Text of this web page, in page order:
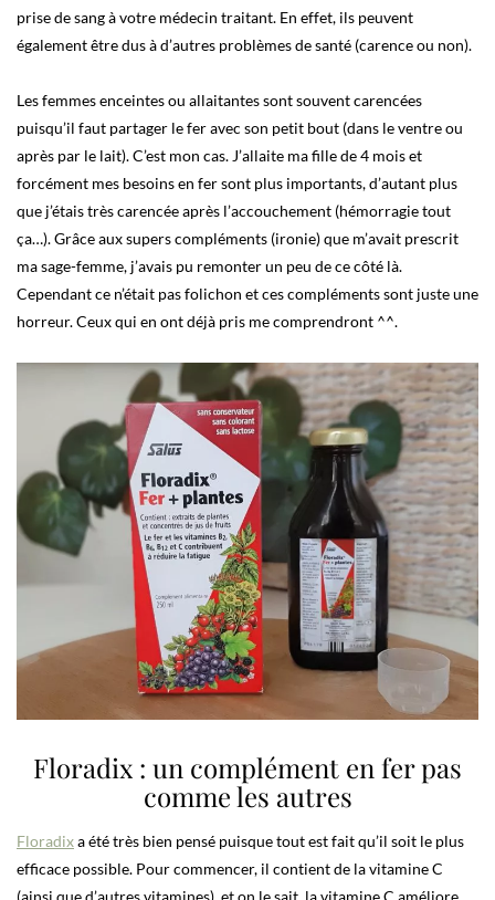
prise de sang à votre médecin traitant. En effet, ils peuvent
également être dus à d’autres problèmes de santé (carence ou non).
Les femmes enceintes ou allaitantes sont souvent carencées
puisqu’il faut partager le fer avec son petit bout (dans le ventre ou
après par le lait). C’est mon cas. J’allaite ma fille de 4 mois et
forcément mes besoins en fer sont plus importants, d’autant plus
que j’étais très carencée après l’accouchement (hémorragie tout
ça…). Grâce aux supers compléments (ironie) que m’avait prescrit
ma sage-femme, j’avais pu remonter un peu de ce côté là.
Cependant ce n’était pas folichon et ces compléments sont juste une
horreur. Ceux qui en ont déjà pris me comprendront ^^.
Floradix : un complément en fer pas
comme les autres
Floradixa été très bien pensé puisque tout est fait qu’il soit le plus
efficace possible. Pour commencer, il contient de la vitamine C
(ainsi que d’autres vitamines), et on le sait, la vitamine C améliore